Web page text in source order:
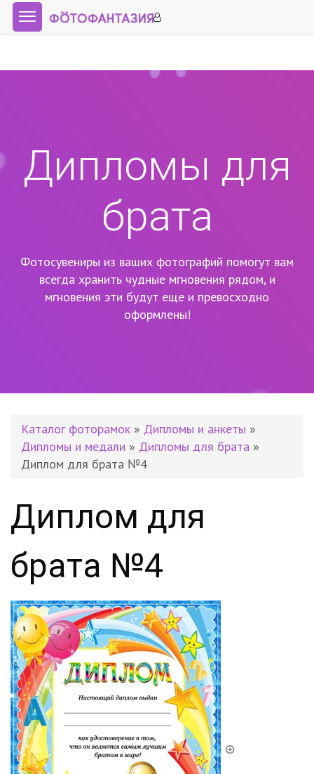
Дипломы для
брата
Фотосувениры из ваших фотографий помогут вам
всегда хранить чудные мгновения рядом, и
мгновения эти будут еще и превосходно
оформлены!
Каталог фоторамок » Дипломы и анкеты »
Дипломы и медали » Дипломы для брата »
Диплом для брата №4
Диплом для
брата №4